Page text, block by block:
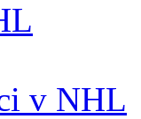
v NHL